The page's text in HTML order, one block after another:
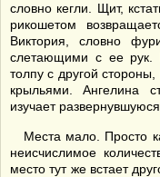
словно кегли. Щит,
рикошетом
Виктория, словно
слетающими с ее рук.
толпу с другой
крыльями. Ангелина
изучает развернувшуюся
Места мало. Просто
неисчислимое
место тут же встает